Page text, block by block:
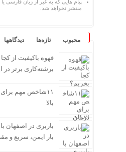
پیام هایی که به غیر از زبان فارسی
منتشر نخواهد شد.
محبوب تازه‌ها دیدگاهها
برشته‌کاری برتر در
۱۱شاخص مهم برای
بالا
باربری در اصفهان
بار ایمن، سریع و